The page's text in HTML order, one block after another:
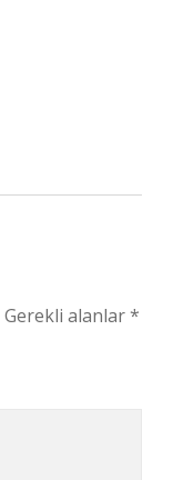
Gerekli alanlar*